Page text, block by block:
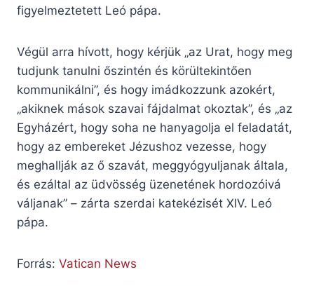
figyelmeztetett Leó pápa.
Végül arra hívott, hogy kérjük „az Urat, hogy meg
tudjunk tanulni őszintén és körültekintően
kommunikálni”, és hogy imádkozzunk azokért,
„akiknek mások szavai fájdalmat okoztak”, és „az
Egyházért, hogy soha ne hanyagolja el feladatát,
hogy az embereket Jézushoz vezesse, hogy
meghallják az ő szavát, meggyógyuljanak általa,
és ezáltal az üdvösség üzenetének hordozóivá
váljanak” – zárta szerdai katekézisét XIV. Leó
pápa.
Forrás: Vatican News